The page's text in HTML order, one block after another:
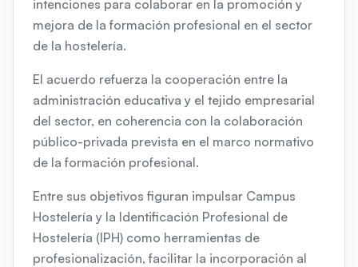
intenciones para colaborar en la promoción y
mejora de la formación profesional en el sector
de la hostelería.
El acuerdo refuerza la cooperación entre la
administración educativa y el tejido empresarial
del sector, en coherencia con la colaboración
público-privada prevista en el marco normativo
de la formación profesional.
Entre sus objetivos figuran impulsar Campus
Hostelería y la Identificación Profesional de
Hostelería (IPH) como herramientas de
profesionalización, facilitar la incorporación al